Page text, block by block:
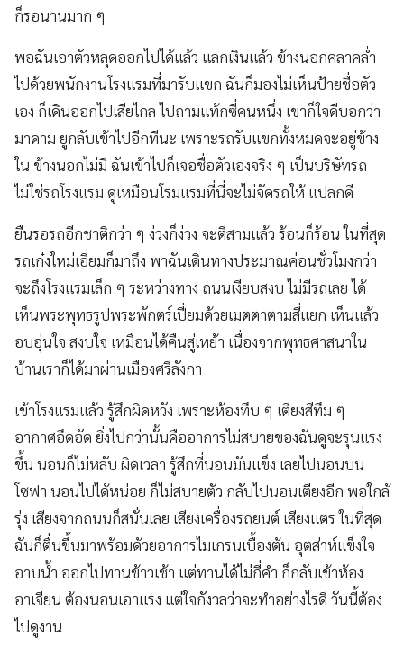
ก็รอนานมาก ๆ
พอฉันเอาตัวหลุดออกไปได้แล้ว แลกเงินแล้ว ข้างนอกคลาคล่ำ
ไปด้วยพนักงานโรงแรมที่มารับแขก ฉันก็มองไม่เห็นป้ายชื่อตัว
เอง ก็เดินออกไปเสียไกล ไปถามแท้กซี่คนหนึ่ง เขาก็ใจดีบอกว่า
มาดาม ยูกลับเข้าไปอีกทีนะ เพราะรถรับแขกทั้งหมดจะอยู่ข้าง
ใน ข้างนอกไม่มี ฉันเข้าไปก็เจอชื่อตัวเองจริง ๆ เป็นบริษัทรถ
ไม่ใช่รถโรงแรม ดูเหมือนโรมแรมที่นี่จะไม่จัดรถให้ แปลกดี
ยืนรอรถอีกชาติกว่า ๆ ง่วงก็ง่วง จะตีสามแล้ว ร้อนก็ร้อน ในที่สุด
รถเก๋งใหม่เอี่ยมก็มาถึง พาฉันเดินทางประมาณค่อนชั่วโมงกว่า
จะถึงโรงแรมเล็ก ๆ ระหว่างทาง ถนนเงียบสงบ ไม่มีรถเลย ได้
เห็นพระพุทธรูปพระพักตร์เปี่ยมด้วยเมตตาตามสี่แยก เห็นแล้ว
อบอุ่นใจ สงบใจ เหมือนได้คืนสู่เหย้า เนื่องจากพุทธศาสนาใน
บ้านเราก็ได้มาผ่านเมืองศรีลังกา
เข้าโรงแรมแล้ว รู้สึกผิดหวัง เพราะห้องทึบ ๆ เตียงสีทึม ๆ
อากาศอึดอัด ยิ่งไปกว่านั้นคืออาการไม่สบายของฉันดูจะรุนแรง
ขึ้น นอนก็ไม่หลับ ผิดเวลา รู้สึกที่นอนมันแข็ง เลยไปนอนบน
โซฟา นอนไปได้หน่อย ก็ไม่สบายตัว กลับไปนอนเตียงอีก พอใกล้
รุ่ง เสียงจากถนนก็สนั่นเลย เสียงเครื่องรถยนต์ เสียงแตร ในที่สุด
ฉันก็ตื่นขึ้นมาพร้อมด้วยอาการไมเกรนเบื้องต้น อุตส่าห์แข็งใจ
อาบน้ำ ออกไปทานข้าวเช้า แต่ทานได้ไม่กี่คำ ก็กลับเข้าห้อง
อาเจียน ต้องนอนเอาแรง แต่ใจกังวลว่าจะทำอย่างไรดี วันนี้ต้อง
ไปดูงาน